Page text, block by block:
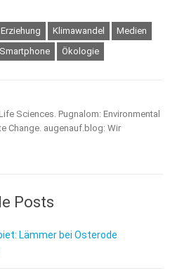
Erziehung Klimawandel
Medien
Smartphone Ökologie
Sciences. Pugnalom: Environmental
Change. augenauf.blog: Wir
Posts
Lämmer bei Osterode